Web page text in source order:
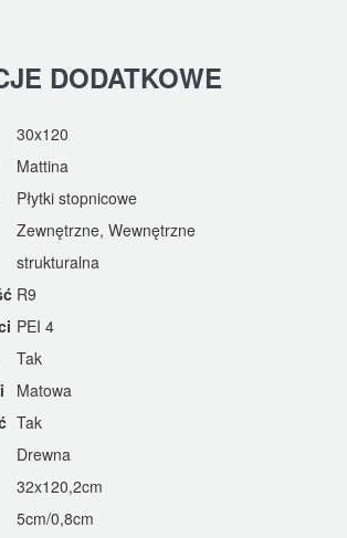
DODATKOWE
30x120
Mattina
Płytki stopnicowe
Zewnętrzne, Wewnętrzne
strukturalna
R9
PEI 4
Tak
Matowa
Tak
Drewna
32x120,2cm
5cm/0,8cm